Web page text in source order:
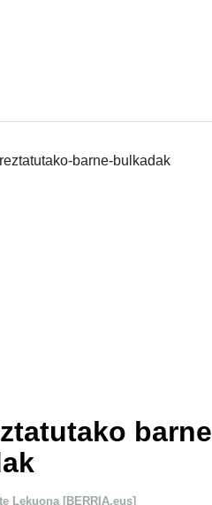
barne
Lekuona [BERRIA.eus]